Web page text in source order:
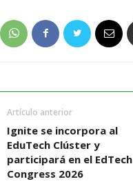
Artículo anterior
Ignite se incorpora al
EduTech Clúster y
participará en el EdTech
Congress 2026